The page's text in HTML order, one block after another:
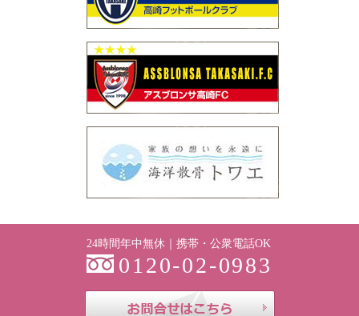
24時間年中無休｜携帯・公衆電話OK
0120-02-0983